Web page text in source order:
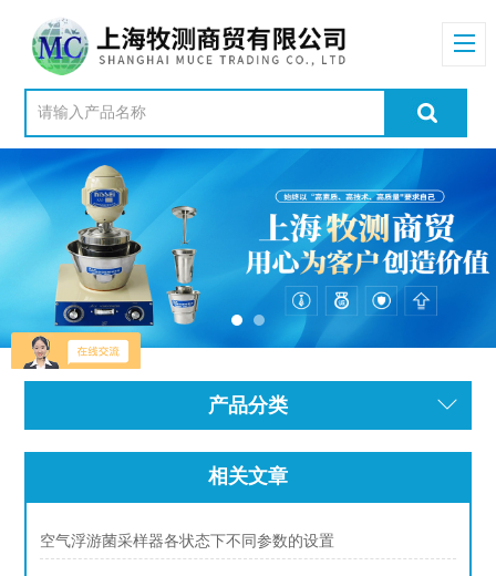
产品分类
相关文章
空气浮游菌采样器各状态下不同参数的设置